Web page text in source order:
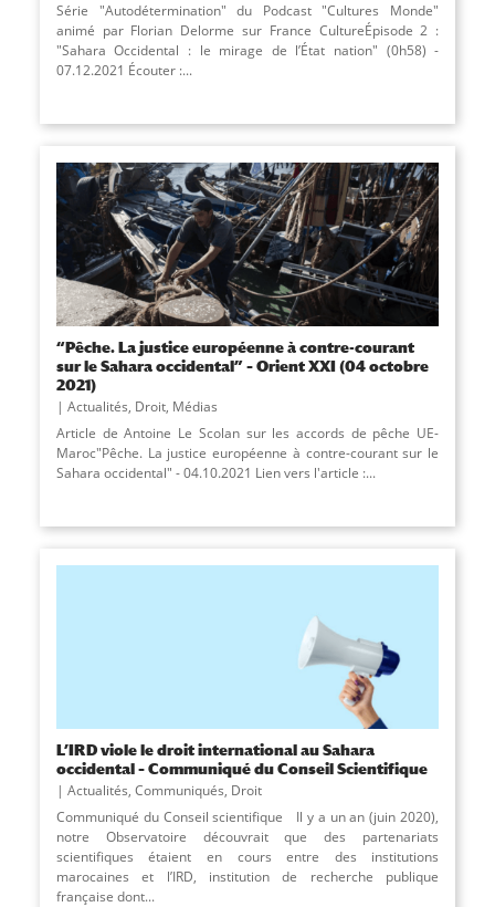
Série "Autodétermination" du Podcast "Cultures Monde"
animé par Florian Delorme sur France CultureÉpisode 2 :
"Sahara Occidental : le mirage de l’État nation" (0h58) -
07.12.2021 Écouter :...
“Pêche. La justice européenne à contre-courant
sur le Sahara occidental” – Orient XXI (04 octobre
2021)
Actualités, Droit, Médias
Article de Antoine Le Scolan sur les accords de pêche UE-
Maroc"Pêche. La justice européenne à contre-courant sur le
Sahara occidental" - 04.10.2021 Lien vers l'article :...
L’IRD viole le droit international au Sahara
occidental – Communiqué du Conseil Scientifique
Actualités, Communiqués, Droit
Communiqué du Conseil scientifique Il y a un an (juin 2020),
notre Observatoire découvrait que des partenariats
scientifiques étaient en cours entre des institutions
marocaines et l’IRD, institution de recherche publique
française dont...